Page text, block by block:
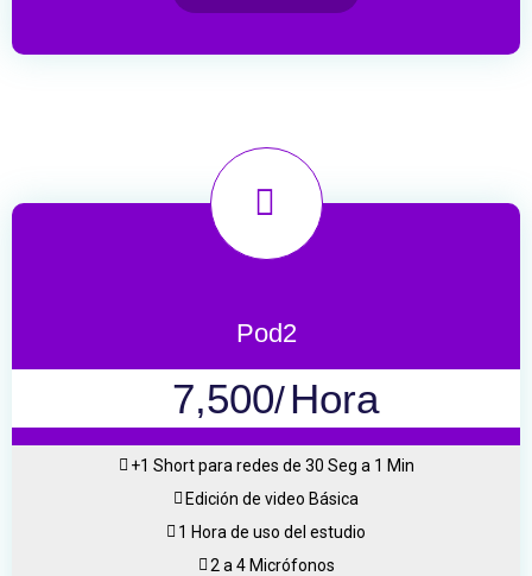
Pod2
7,500/Hora
+1 Short para redes de 30 Seg a 1 Min
Edición de video Básica
1 Hora de uso del estudio
2 a 4 Micrófonos